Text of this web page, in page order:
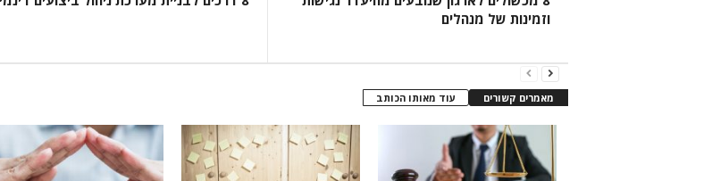
וזמינות של מנהלים
מאמרים קשורים עוד מאותו הכותב